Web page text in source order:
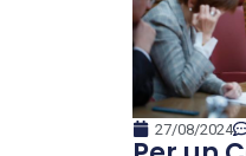
27/08/2024